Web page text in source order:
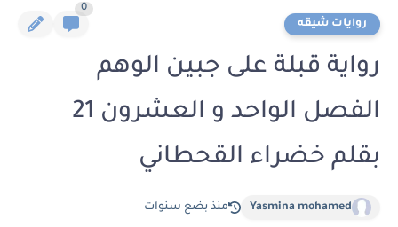
روايات شيقه
0
رواية قبلة على جبين الوهم
الفصل الواحد و العشرون 21
بقلم خضراء القحطاني
Yasmina mohamed منذ بضع سنوات